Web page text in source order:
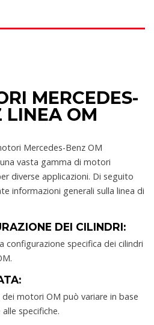
MERCEDES-
LINEA OM
Mercedes-Benz OM
vasta gamma di motori
diverse applicazioni. Di seguito
informazioni generali sulla linea di
DEI CILINDRI:
configurazione specifica dei cilindri
dei motori OM può variare in base
specifiche.